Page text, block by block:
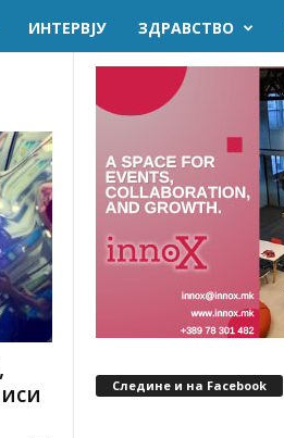
ИНТЕРВЈУ ЗДРАВСТВО
Следине и на Facebook